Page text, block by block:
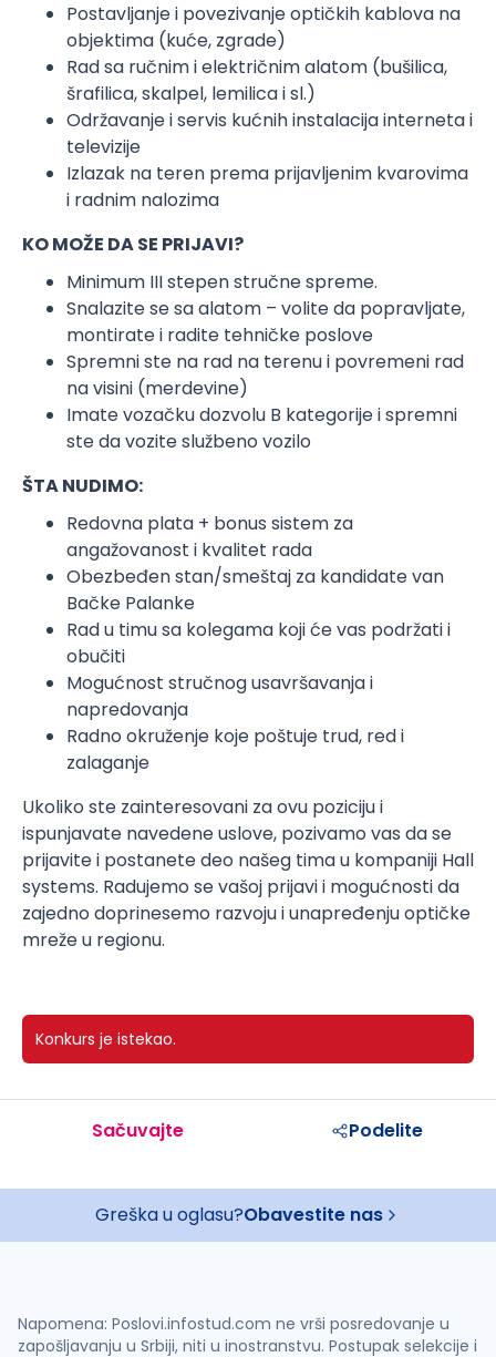
Postavljanje i povezivanje optičkih kablova na
objektima (kuće, zgrade)
Rad sa ručnim i električnim alatom (bušilica,
šrafilica, skalpel, lemilica i sl.)
Održavanje i servis kućnih instalacija interneta i
televizije
Izlazak na teren prema prijavljenim kvarovima
i radnim nalozima
KO MOŽE DA SE PRIJAVI?
Minimum III stepen stručne spreme.
Snalazite se sa alatom – volite da popravljate,
montirate i radite tehničke poslove
Spremni ste na rad na terenu i povremeni rad
na visini (merdevine)
Imate vozačku dozvolu B kategorije i spremni
ste da vozite službeno vozilo
ŠTA NUDIMO:
Redovna plata + bonus sistem za
angažovanost i kvalitet rada
Obezbeđen stan/smeštaj za kandidate van
Bačke Palanke
Rad u timu sa kolegama koji će vas podržati i
obučiti
Mogućnost stručnog usavršavanja i
napredovanja
Radno okruženje koje poštuje trud, red i
zalaganje
Ukoliko ste zainteresovani za ovu poziciju i
ispunjavate navedene uslove, pozivamo vas da se
prijavite i postanete deo našeg tima u kompaniji Hall
systems. Radujemo se vašoj prijavi i mogućnosti da
zajedno doprinesemo razvoju i unapređenju optičke
mreže u regionu.
Konkurs je istekao.
Sačuvajte Podelite
Greška u oglasu?Obavestite nas
Napomena: Poslovi.infostud.com ne vrši posredovanje u
zapošljavanju u Srbiji, niti u inostranstvu. Postupak selekcije i